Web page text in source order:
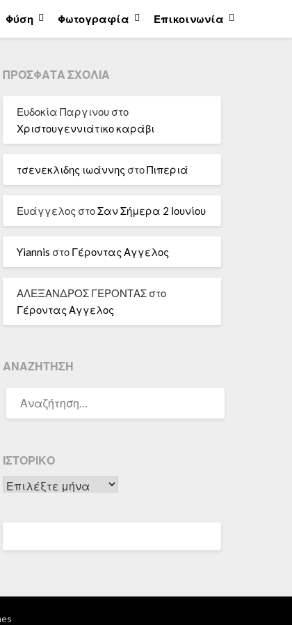
Φύση Φωτογραφία Επικοινωνία
ΠΡΌΣΦΑΤΑ ΣΧΌΛΙΑ
Ευδοκία Παργινουστο
Χριστουγεννιάτικο καράβι
τσενεκλιδης ιωάννης στοΠιπεριά
Ευάγγελος στοΣαν Σήμερα 2 Ιουνίου
Yiannis στο Γέροντας Αγγελος
ΑΛΕΞΑΝΔΡΟΣ ΓΕΡΟΝΤΑΣστο
Γέροντας Αγγελος
ΑΝΑΖΉΤΗΣΗ
ΓΙΑ:
ΙΣΤΟΡΙΚΌ
Ιστορικό